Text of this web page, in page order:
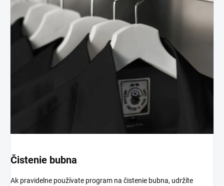
Čistenie bubna
Ak pravidelne používate program na čistenie bubna, udržíte